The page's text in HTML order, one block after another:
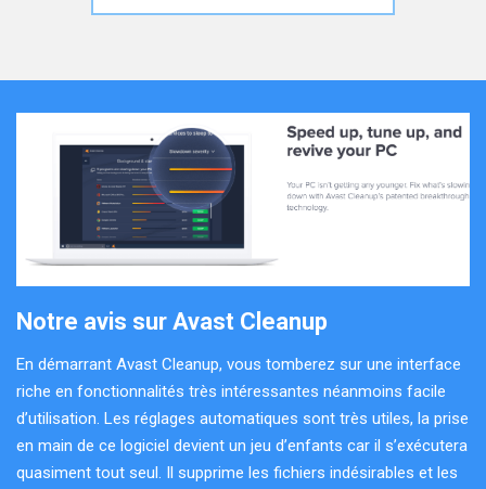
Notre avis sur Avast Cleanup
En démarrant Avast Cleanup, vous tomberez sur une interface
riche en fonctionnalités très intéressantes néanmoins facile
d’utilisation. Les réglages automatiques sont très utiles, la prise
en main de ce logiciel devient un jeu d’enfants car il s’exécutera
quasiment tout seul. Il supprime les fichiers indésirables et les